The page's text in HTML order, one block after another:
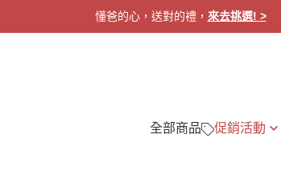
懂爸的心，送對的禮， 來去挑選! >
全部商品 促銷活動